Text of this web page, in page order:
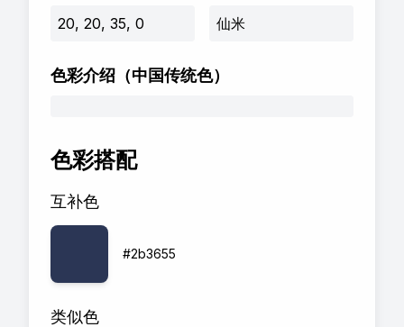
20, 20, 35, 0 仙米
色彩介绍 （中国传统色）
色彩搭配
互补色
#2b3655
类似色